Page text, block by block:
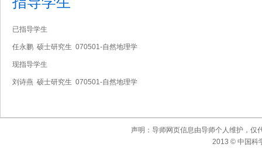
已指导学生
任永鹏 硕士研究生 070501-自然地理学
现指导学生
刘诗燕 硕士研究生 070501-自然地理学
声明：导师网页信息由导师个人维护，仅
2013 © 中国科